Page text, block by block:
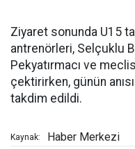
Ziyaret sonunda U15
antrenörleri, Selçuklu
Pekyatırmacı ve
çektirirken, günün
takdim edildi.
Kaynak: Haber Merkezi